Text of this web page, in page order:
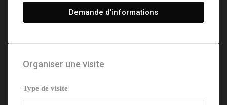
Demande d'informations
Organiser une visite
Type de visite